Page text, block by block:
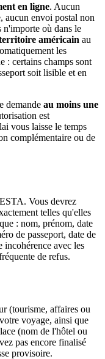
en ligne. Aucun
aucun envoi postal non
n'importe où dans le
américain au
les
: certains champs sont
soit lisible et en
demande au moins une
est
vous laisse le temps
complémentaire ou de
Vous devrez
telles qu'elles
: nom, prénom, date
de passeport, date de
incohérence avec les
de refus.
(tourisme, affaires ou
voyage, ainsi que
(nom de l'hôtel ou
pas encore finalisé
provisoire.